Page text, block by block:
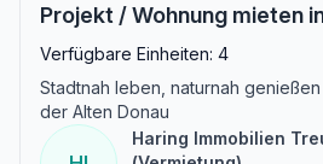
Projekt / Wohnung mieten
Verfügbare Einheiten: 4
Stadtnah leben, naturnah
der Alten Donau
Haring Immobilien